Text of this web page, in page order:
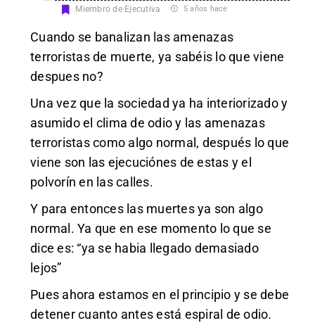
Miembro de Ejecutiva 5 años hace
Cuando se banalizan las amenazas
terroristas de muerte, ya sabéis lo que viene
despues no?
Una vez que la sociedad ya ha interiorizado y
asumido el clima de odio y las amenazas
terroristas como algo normal, después lo que
viene son las ejecuciónes de estas y el
polvorín en las calles.
Y para entonces las muertes ya son algo
normal. Ya que en ese momento lo que se
dice es: “ya se habia llegado demasiado
lejos”
Pues ahora estamos en el principio y se debe
detener cuanto antes está espiral de odio.